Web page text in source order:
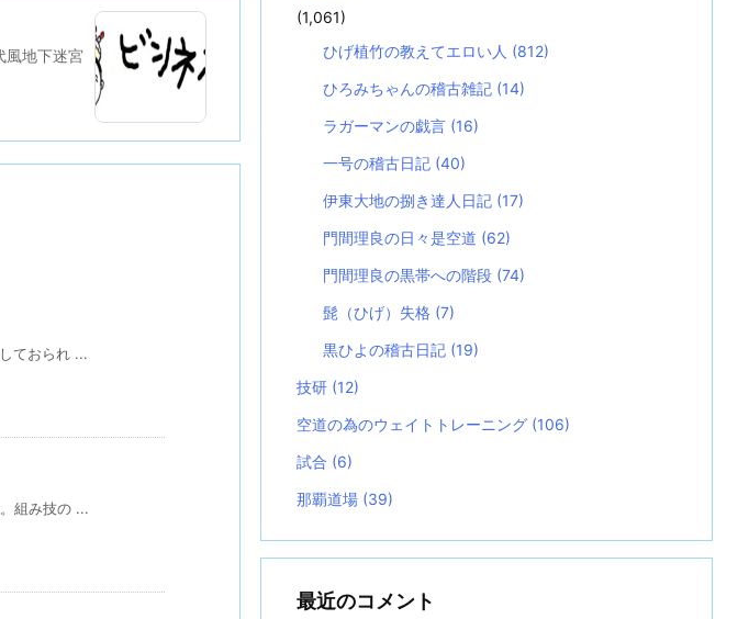
風地下迷宮
ておられ ...
組み技の ...
(1,061)
ひげ植竹の教えてエロい人 (812)
ひろみちゃんの稽古雑記 (14)
ラガーマンの戯言 (16)
一号の稽古日記 (40)
伊東大地の捌き達人日記 (17)
門間理良の日々是空道 (62)
門間理良の黒帯への階段 (74)
髭（ひげ）失格 (7)
黒ひよの稽古日記 (19)
技研 (12)
空道の為のウェイトトレーニング (106)
試合 (6)
那覇道場 (39)
最近のコメント